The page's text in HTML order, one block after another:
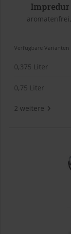
Verfügbare Varianten
0,375 Liter
0,75 Liter
2 weitere